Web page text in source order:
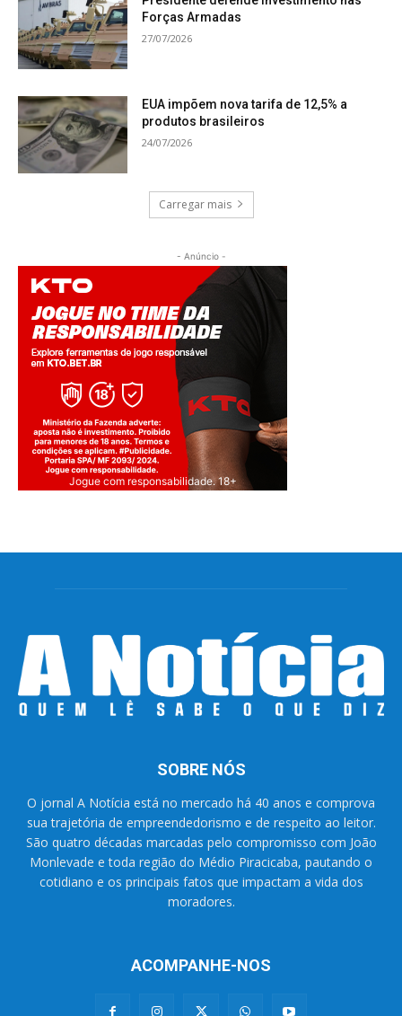
Forças Armadas
27/07/2026
EUA impõem nova tarifa de 12,5% a
produtos brasileiros
24/07/2026
Carregar mais
- Anúncio -
Jogue com responsabilidade. 18+
SOBRE NÓS
O jornal A Notícia está no mercado há 40 anos e comprova
sua trajetória de empreendedorismo e de respeito ao leitor.
São quatro décadas marcadas pelo compromisso com João
Monlevade e toda região do Médio Piracicaba, pautando o
cotidiano e os principais fatos que impactam a vida dos
moradores.
ACOMPANHE-NOS